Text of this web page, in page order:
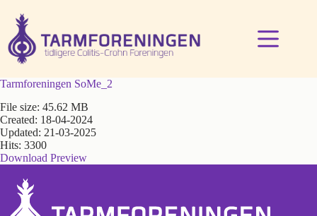
indhold
Tarmforeningen SoMe_2
File size: 45.62 MB
Created: 18-04-2024
Updated: 21-03-2025
Hits: 3300
Download Preview